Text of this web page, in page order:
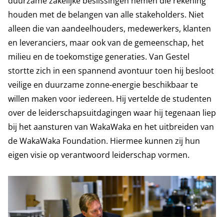
houden met de belangen van alle stakeholders. Niet
alleen die van aandeelhouders, medewerkers, klanten
en leveranciers, maar ook van de gemeenschap, het
milieu en de toekomstige generaties. Van Gestel
stortte zich in een spannend avontuur toen hij besloot
veilige en duurzame zonne-energie beschikbaar te
willen maken voor iedereen. Hij vertelde de studenten
over de leiderschapsuitdagingen waar hij tegenaan liep
bij het aansturen van WakaWaka en het uitbreiden van
de WakaWaka Foundation. Hiermee kunnen zij hun
eigen visie op verantwoord leiderschap vormen.